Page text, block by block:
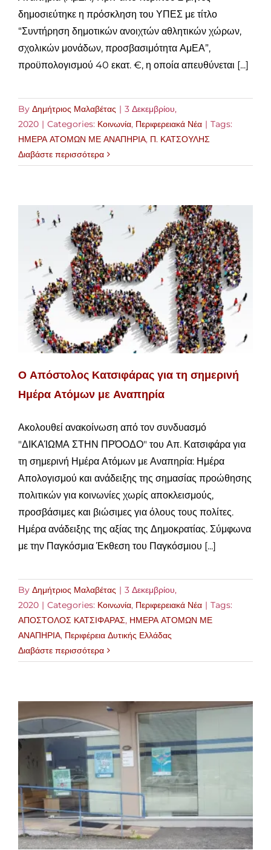
δημοσιεύτηκε η πρόσκληση του ΥΠΕΣ με τίτλο
“Συντήρηση δημοτικών ανοιχτών αθλητικών χώρων,
σχολικών μονάδων, προσβασιμότητα ΑμΕΑ”,
προϋπολογισμού 40 εκατ. €, η οποία απευθύνεται [...]
By Δημήτριος Μαλαβέτας | 3 Δεκεμβρίου,
2020 | Categories: Κοινωνία, Περιφερειακά Νέα | Tags:
ΗΜΕΡΑ ΑΤΟΜΩΝ ΜΕ ΑΝΑΠΗΡΙΑ, Π. ΚΑΤΣΟΥΛΗΣ
Διαβάστε περισσότερα
Ο Απόστολος Κατσιφάρας για τη σημερινή
Ημέρα Ατόμων με Αναπηρία
Ακολουθεί ανακοίνωση από τον συνδυασμό
"ΔΙΚΑΊΩΜΑ ΣΤΗΝ ΠΡΌΟΔΟ" του Απ. Κατσιφάρα για
τη σημερινή Ημέρα Ατόμων με Αναπηρία: Ημέρα
Απολογισμού και ανάδειξης της σημασίας προώθησης
πολιτικών για κοινωνίες χωρίς αποκλεισμούς,
προσβάσιμες και βιώσιμες για όλους τους πολίτες.
Ημέρα ανάδειξης της αξίας της Δημοκρατίας. Σύμφωνα
με την Παγκόσμια Έκθεση του Παγκόσμιου [...]
By Δημήτριος Μαλαβέτας | 3 Δεκεμβρίου,
2020 | Categories: Κοινωνία, Περιφερειακά Νέα | Tags:
ΑΠΟΣΤΟΛΟΣ ΚΑΤΣΙΦΑΡΑΣ, ΗΜΕΡΑ ΑΤΟΜΩΝ ΜΕ
ΑΝΑΠΗΡΙΑ, Περιφέρεια Δυτικής Ελλάδας
Διαβάστε περισσότερα